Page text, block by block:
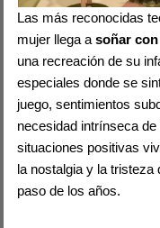
Las más reconocidas
mujer llega asoñar
una recreación de su
especiales donde se
juego, sentimientos
necesidad intrínseca
situaciones positivas
la nostalgia y la tristeza
paso de los años.